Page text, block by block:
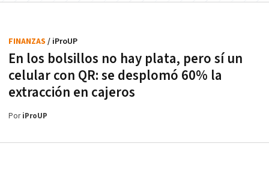
En los bolsillos no hay plata, pero sí un
celular con QR: se desplomó 60% la
extracción en cajeros
FINANZAS / iProUP
PoriProUP